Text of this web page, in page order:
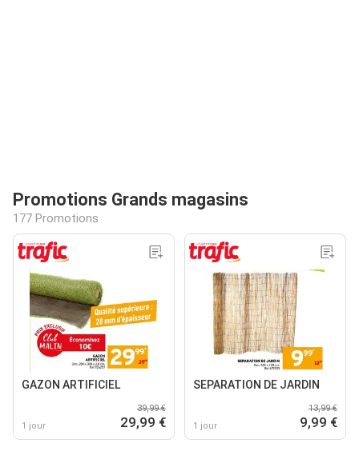
Promotions Grands magasins
177 Promotions
GAZON ARTIFICIEL
1 jour
39,99 €
29,99 €
SEPARATION DE JARDIN
1 jour
13,99 €
9,99 €